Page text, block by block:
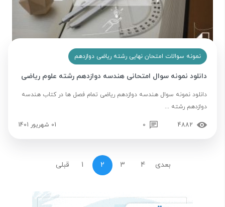
نمونه سوالات امتحان نهایی رشته ریاضی دوازدهم
دانلود نمونه سوال امتحانی هندسه دوازدهم رشته علوم ریاضی
دانلود نمونه سوال هندسه دوازدهم ریاضی تمام فصل ها در کتاب هندسه
دوازدهم رشته ...
4882
0 01 شهریور 1401
قبلی 1 2 3 4 بعدی